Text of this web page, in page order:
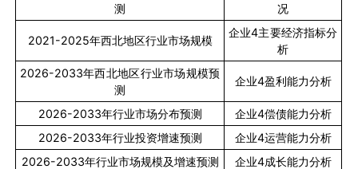
测
况
2021-2025年西北地区行业市场规模
企业4主要经济指标分
析
2026-2033年西北地区行业市场规模预
测
企业4盈利能力分析
2026-2033年行业市场分布预测 企业4偿债能力分析
2026-2033年行业投资增速预测 企业4运营能力分析
2026-2033年行业市场规模及增速预测 企业4成长能力分析